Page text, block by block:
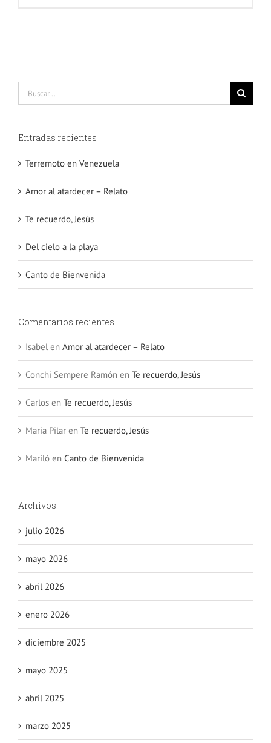
Buscar:
Entradas recientes
Terremoto en Venezuela
Amor al atardecer – Relato
Te recuerdo, Jesús
Del cielo a la playa
Canto de Bienvenida
Comentarios recientes
Isabelen Amor al atardecer – Relato
Conchi Sempere Ramón en Te recuerdo, Jesús
Carlos en Te recuerdo, Jesús
Maria Pilar en Te recuerdo, Jesús
Mariló en Canto de Bienvenida
Archivos
julio 2026
mayo 2026
abril 2026
enero 2026
diciembre 2025
mayo 2025
abril 2025
marzo 2025